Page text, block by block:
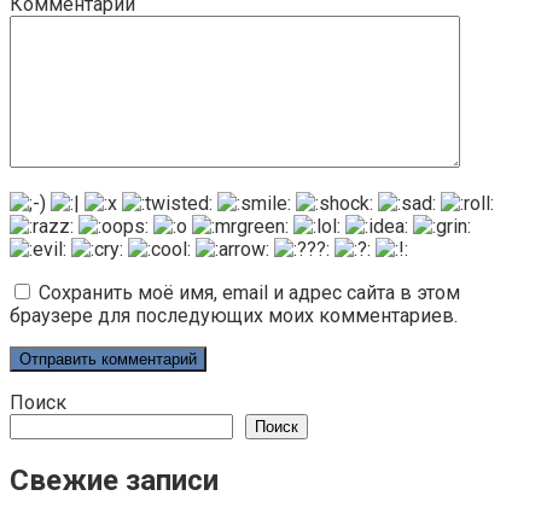
Сохранить моё имя, email и адрес сайта в этом
браузере для последующих моих комментариев.
Поиск
Поиск
Свежие записи